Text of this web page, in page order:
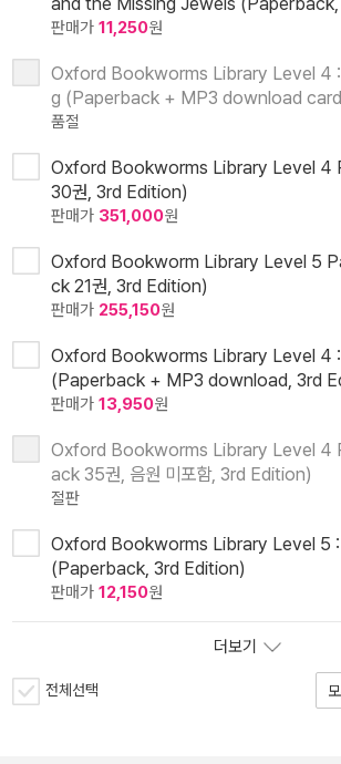
판매가 11,250원
Oxford Bookworms Library Level 4
g (Paperback + MP3 download
품절
Oxford Bookworms Library Level 4
30권, 3rd Edition)
판매가 351,000원
Oxford Bookworm Library Level 5
ck 21권, 3rd Edition)
판매가 255,150원
Oxford Bookworms Library Level 4
(Paperback + MP3 download, 3rd
판매가 13,950원
Oxford Bookworms Library Level 4
ack 35권, 음원 미포함, 3rd Edition)
절판
Oxford Bookworms Library Level 5
(Paperback, 3rd Edition)
판매가 12,150원
더보기
전체선택